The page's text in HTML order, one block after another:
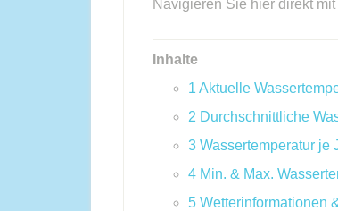
Navigieren Sie hier direkt
Inhalte
1 Aktuelle
2 Durchschnittliche
3 Wassertemperatur je
4 Min. & Max.
5 Wetterinformationen